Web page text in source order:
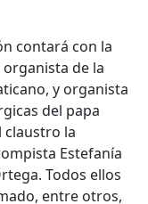
contará con la
organista de la
y organista
del papa
claustro la
Estefanía
Todos ellos
entre otros,